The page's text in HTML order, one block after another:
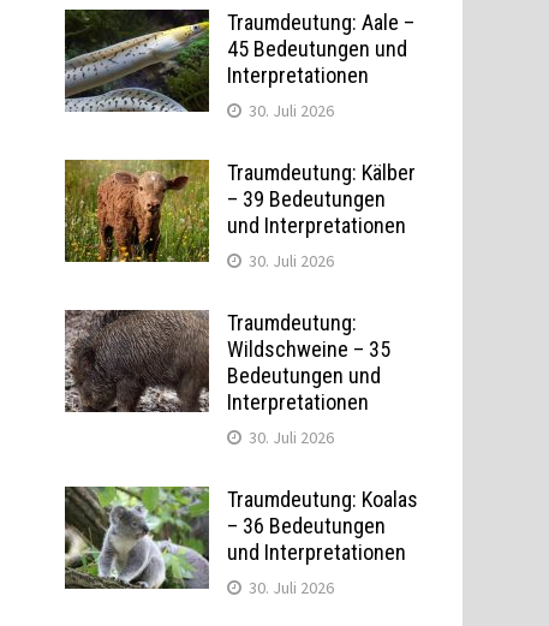
Traumdeutung: Aale –
45 Bedeutungen und
Interpretationen
30. Juli 2026
Traumdeutung: Kälber
– 39 Bedeutungen
und Interpretationen
30. Juli 2026
Traumdeutung:
Wildschweine – 35
Bedeutungen und
Interpretationen
30. Juli 2026
Traumdeutung: Koalas
– 36 Bedeutungen
und Interpretationen
30. Juli 2026